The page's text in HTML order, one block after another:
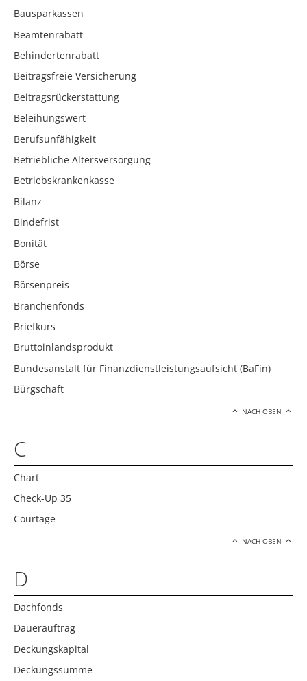
Bausparkassen
Beamtenrabatt
Behindertenrabatt
Beitragsfreie Versicherung
Beitragsrückerstattung
Beleihungswert
Berufsunfähigkeit
Betriebliche Altersversorgung
Betriebskrankenkasse
Bilanz
Bindefrist
Bonität
Börse
Börsenpreis
Branchenfonds
Briefkurs
Bruttoinlandsprodukt
Bundesanstalt für Finanzdienstleistungsaufsicht (BaFin)
Bürgschaft
NACH OBEN
C
Chart
Check-Up 35
Courtage
NACH OBEN
D
Dachfonds
Dauerauftrag
Deckungskapital
Deckungssumme